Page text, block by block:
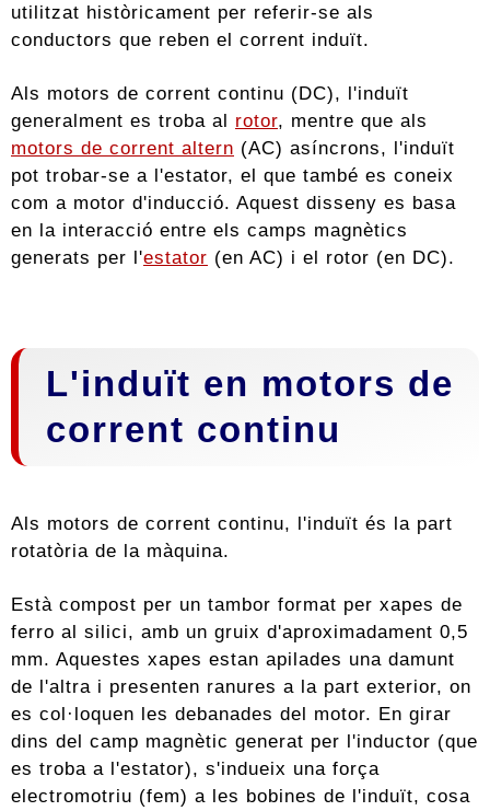
utilitzat històricament per referir-se als
conductors que reben el corrent induït.
Als motors de corrent continu (DC), l'induït
generalment es troba al rotor, mentre que als
motors de corrent altern (AC) asíncrons, l'induït
pot trobar-se a l'estator, el que també es coneix
com a motor d'inducció. Aquest disseny es basa
en la interacció entre els camps magnètics
generats per l'estator (en AC) i el rotor (en DC).
L'induït en motors de
corrent continu
Als motors de corrent continu, l'induït és la part
rotatòria de la màquina.
Està compost per un tambor format per xapes de
ferro al silici, amb un gruix d'aproximadament 0,5
mm. Aquestes xapes estan apilades una damunt
de l'altra i presenten ranures a la part exterior, on
es col·loquen les debanades del motor. En girar
dins del camp magnètic generat per l'inductor (que
es troba a l'estator), s'indueix una força
electromotriu (fem) a les bobines de l'induït, cosa